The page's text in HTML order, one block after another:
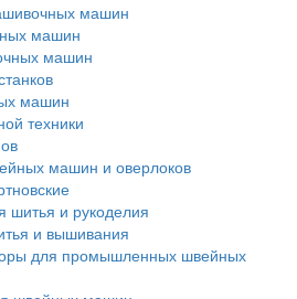
машин
машин
машин
машин
техники
машин и оверлоков
шитья и рукоделия
и вышивания
для промышленных швейных